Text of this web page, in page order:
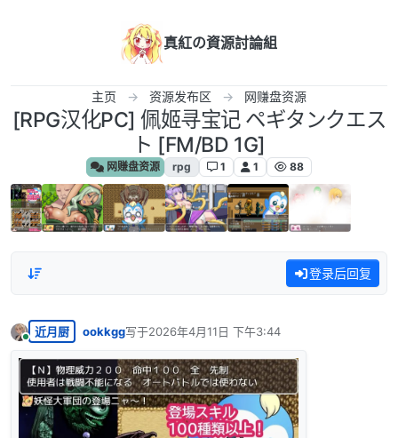
真紅の資源討論組
主页 资源发布区 网赚盘资源
[RPG汉化PC] 佩姬寻宝记 ペギタンクエス
ト [FM/BD 1G]
网赚盘资源 rpg 1 1 88
登录后回复
在线
近月厨 ookkgg写于2026年4月11日 下午3:44
最后由 编辑